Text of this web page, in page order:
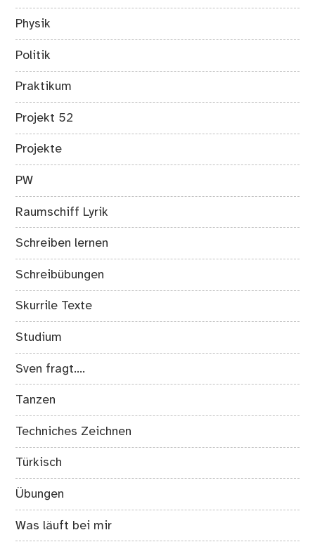
Physik
Politik
Praktikum
Projekt 52
Projekte
PW
Raumschiff Lyrik
Schreiben lernen
Schreibübungen
Skurrile Texte
Studium
Sven fragt….
Tanzen
Techniches Zeichnen
Türkisch
Übungen
Was läuft bei mir